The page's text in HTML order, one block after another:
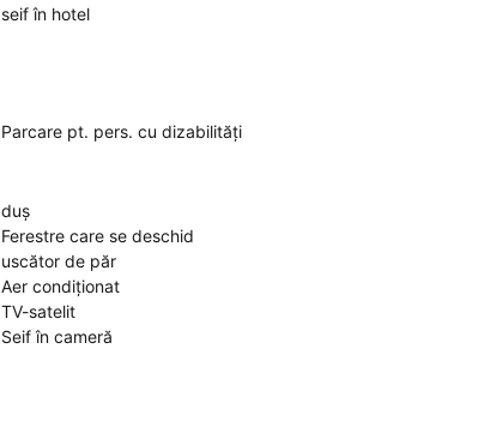
seif în hotel
Parcare pt. pers. cu dizabilități
duș
Ferestre care se deschid
uscător de păr
Aer condiționat
TV-satelit
Seif în cameră